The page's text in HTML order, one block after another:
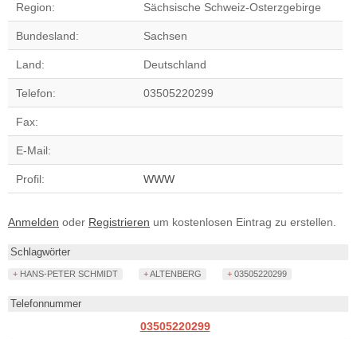
Region: Sächsische Schweiz-Osterzgebirge
Bundesland: Sachsen
Land: Deutschland
Telefon: 03505220299
Fax:
E-Mail:
Profil: WWW
Anmelden oder Registrieren um kostenlosen Eintrag zu erstellen.
Schlagwörter
+ HANS-PETER SCHMIDT + ALTENBERG + 03505220299
Telefonnummer
03505220299